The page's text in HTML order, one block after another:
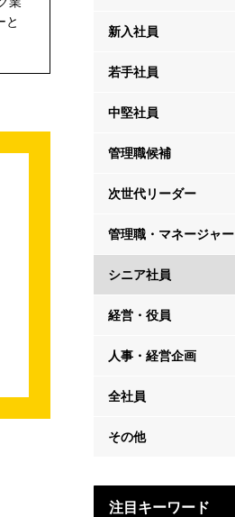
と
新入社員
若手社員
中堅社員
管理職候補
次世代リーダー
管理職・マネージャー
シニア社員
経営・役員
人事・経営企画
全社員
その他
注目キーワード